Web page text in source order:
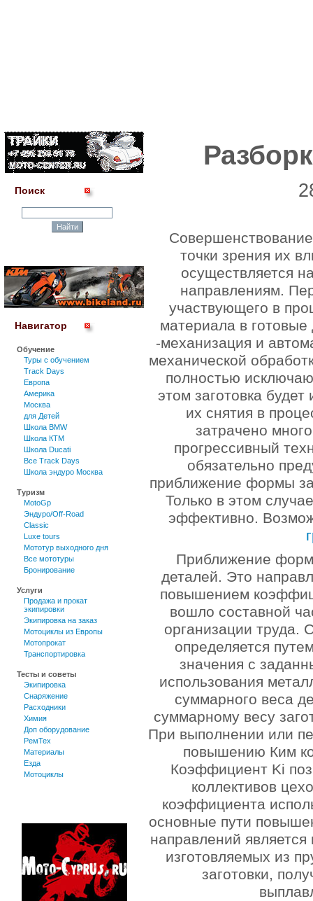
Поиск
Навигатор
Обучение
Туры c обучением
Track Days
Европа
Америка
Москва
для Детей
Школа BMW
Школа КТМ
Школа Ducati
Все Track Days
Школа эндуро Москва
Туризм
MotoGp
Эндуро/Off-Road
Classic
Luxe tours
Мототур выходного дня
Все мототуры
Бронирование
Услуги
Продажа и прокат
экипировки
Экипировка на заказ
Мотоциклы из Европы
Мотопрокат
Транспортировка
Тесты и советы
Экипировка
Снаряжение
Расходники
Химия
Доп оборудование
РемТех
Материалы
Езда
Мотоциклы
точки зрения их
осуществляется
направлениям.
участвующего в
материала в
-механизация и
механической
полностью
этом заготовка
их снятия в
затрачено
прогрессивный
обязательно
приближение формы
Только в этом
эффективно.
Приближение форм
деталей. Это
повышением
вошло составной
организации труда.
определяется
значения с
использования
суммарного веса
суммарному весу
При выполнении или
повышению Ким
Коэффициент Ki
коллективов
коэффициента
основные пути
направлений является
изготовляемых из
заготовки,